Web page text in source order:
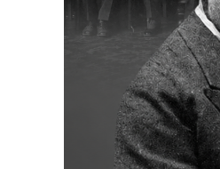
Kamu Kurumları ve Üst Kurullar